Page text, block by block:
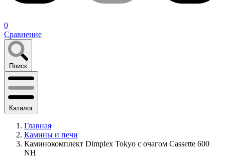
0
Сравнение
Поиск
Каталог
Главная
Камины и печи
Каминокомплект Dimplex Tokyo с очагом Cassette 600
NH